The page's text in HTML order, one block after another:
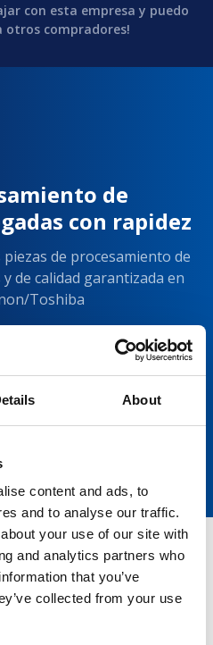
About
content and ads, to
and to analyse our traffic.
your use of our site with
and analytics partners who
that you’ve
collected from your use
con esta empresa y puedo
otros compradores!
de
con rapidez
de procesamiento de
de calidad garantizada en
Toshiba
Agito Medical?
médica de todos los